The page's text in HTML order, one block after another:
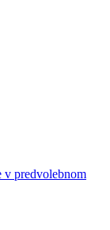
v predvolebnom